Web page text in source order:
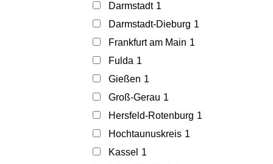
Darmstadt 1
Darmstadt-Dieburg 1
Frankfurt am Main 1
Fulda 1
Gießen 1
Groß-Gerau 1
Hersfeld-Rotenburg 1
Hochtaunuskreis 1
Kassel 1